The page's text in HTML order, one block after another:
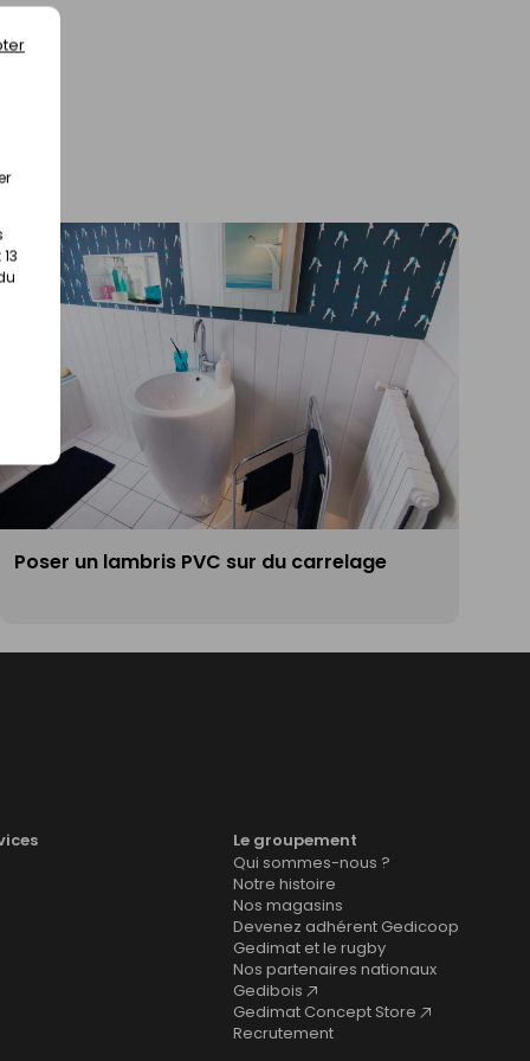
Poser un lambris PVC sur du carrelage
Le groupement
Qui sommes-nous ?
Notre histoire
Nos magasins
Devenez adhérent Gedicoop
Gedimat et le rugby
Nos partenaires nationaux
Gedibois
Gedimat Concept Store
Recrutement